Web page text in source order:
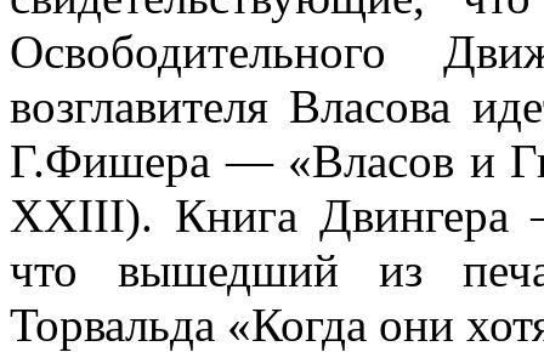
Освободительного
возглавителя Власова
Г.Фишера — «Власов и
XXIII). Книга Двингера
что вышедший из
Торвальда «Когда они